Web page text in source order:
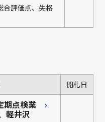
評価点、失格
開札日
点検業
軽井沢